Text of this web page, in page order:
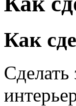
Как
Сделать